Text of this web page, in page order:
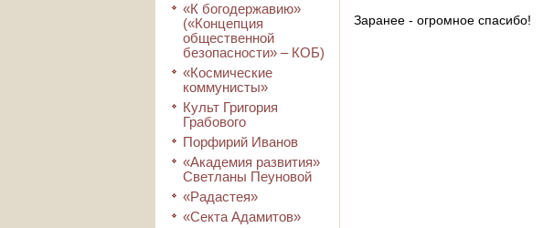
«К богодержавию»
(«Концепция
общественной
безопасности» – КОБ)
«Космические
коммунисты»
Культ Григория
Грабового
Порфирий Иванов
«Академия развития»
Светланы Пеуновой
«Радастея»
«Секта Адамитов»
Заранее - огромное спасибо!